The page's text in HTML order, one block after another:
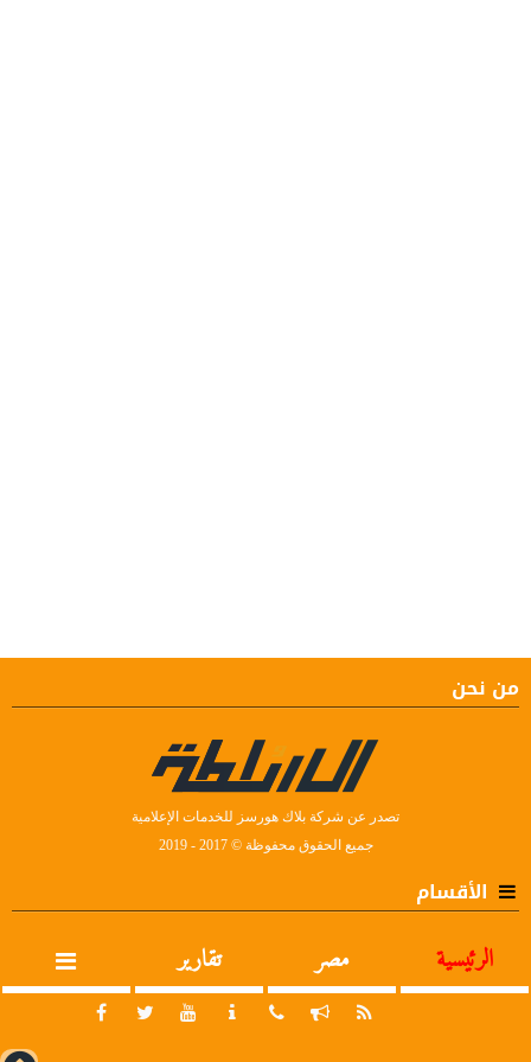
من نحن
تصدر عن شركة بلاك هورسز للخدمات الإعلامية
جميع الحقوق محفوظة © 2017 - 2019
الأقسام
الرئيسية مصر تقارير